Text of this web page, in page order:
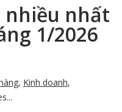
nhiều nhất
1/2026
, Kinh doanh,